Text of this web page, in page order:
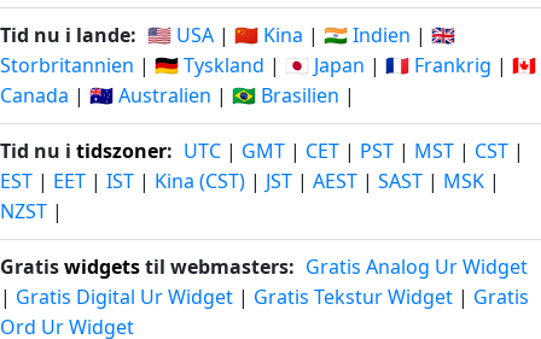
Tid nu i lande: 🇺🇸 USA | 🇨🇳 Kina | 🇮🇳 Indien | 🇬🇧
Storbritannien | 🇩🇪 Tyskland | 🇯🇵 Japan | 🇫🇷 Frankrig | 🇨🇦
Canada | 🇦🇺 Australien | 🇧🇷 Brasilien |
Tid nu i tidszoner: UTC | GMT | CET | PST | MST | CST |
EST | EET | IST | Kina (CST) | JST | AEST | SAST | MSK |
NZST |
Gratiswidgetstil webmasters: Gratis Analog Ur Widget
| Gratis Digital Ur Widget | Gratis Tekstur Widget | Gratis
Ord Ur Widget